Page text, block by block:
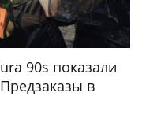
90s показали
в